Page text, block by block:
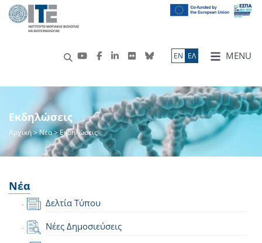
MENU
ΕN ΕΛ
Εκδηλώσεις
Αρχική>Νέα> Εκδηλώσεις
Νέα
Δελτία Τύπου
Νέες Δημοσιεύσεις